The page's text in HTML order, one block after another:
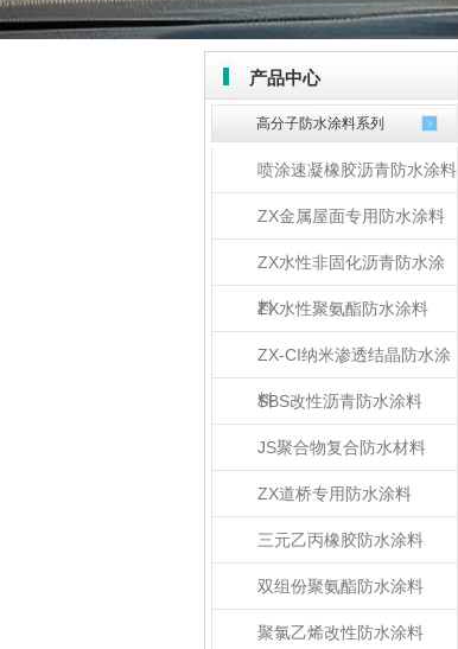
产品中心
高分子防水涂料系列
喷涂速凝橡胶沥青防水涂料
ZX金属屋面专用防水涂料
ZX水性非固化沥青防水涂
料
ZX水性聚氨酯防水涂料
ZX-CI纳米渗透结晶防水涂
料
SBS改性沥青防水涂料
JS聚合物复合防水材料
ZX道桥专用防水涂料
三元乙丙橡胶防水涂料
双组份聚氨酯防水涂料
聚氯乙烯改性防水涂料
ZX高性能橡胶沥青防水涂...